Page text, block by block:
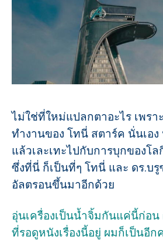
ไม่ใช่ที่ใหม่แปลกตาอะไร เพร
ทำงานของ โทนี่ สตาร์ค นั่นเอ
แล้วเละเทะไปกับการบุกของโ
ซึ่งที่นี่ ก็เป็นที่ๆ โทนี่ และ ดร.บ
อัลตรอนขึ้นมาอีกด้วย
อุ่นเครื่องเป็นน้ำจิ้มกันแค่นี้ก่อ
ที่รอดูหนังเรื่องนี้อยู่ ผมก็เป็นอี